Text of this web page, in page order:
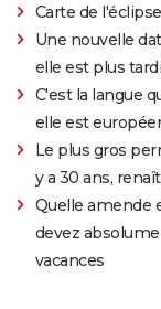
Carte de
Une nouvelle
elle est plus
C'est la langue
elle est
Le plus gros
y a 30 ans,
Quelle amende
devez
vacances